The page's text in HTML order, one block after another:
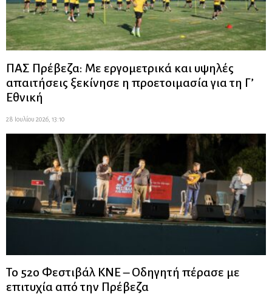
ΠΑΣ Πρέβεζα: Με εργομετρικά και υψηλές
απαιτήσεις ξεκίνησε η προετοιμασία για τη Γ’
Εθνική
28 Ιουλίου 2026, 13:10
Το 52ο Φεστιβάλ ΚΝΕ – Οδηγητή πέρασε με
επιτυχία από την Πρέβεζα